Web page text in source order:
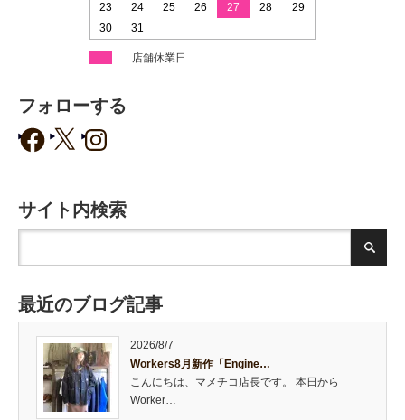
23
24 25 26 27 28
29
30
31
…店舗休業日
フォローする
サイト内検索
最近のブログ記事
2026/8/7
Workers8月新作「Engine…
こんにちは、マメチコ店長です。 本日から
Worker…